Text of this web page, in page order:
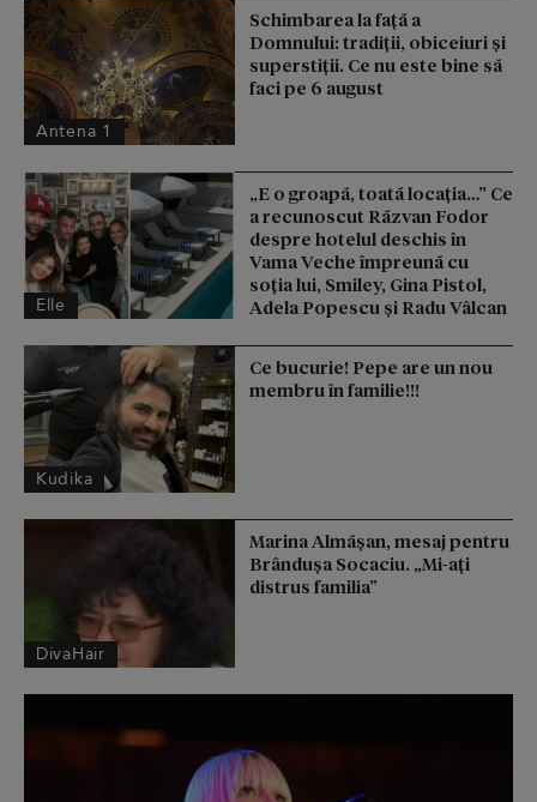
Antena 1
Schimbarea la față a
Domnului: tradiții, obiceiuri și
superstiții. Ce nu este bine să
faci pe 6 august
Elle
„E o groapă, toată locația…” Ce
a recunoscut Răzvan Fodor
despre hotelul deschis în
Vama Veche împreună cu
soția lui, Smiley, Gina Pistol,
Adela Popescu și Radu Vâlcan
Kudika
Ce bucurie! Pepe are un nou
membru în familie!!!
DivaHair
Marina Almășan, mesaj pentru
Brândușa Socaciu. „Mi-ați
distrus familia”